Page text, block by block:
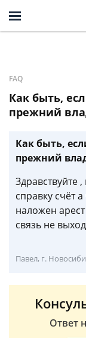
FAQ
Как быть,
прежний
Как быть,
прежний
Здравствуйте
справку счёт
наложен
связь не
Павел, г.
Ответ